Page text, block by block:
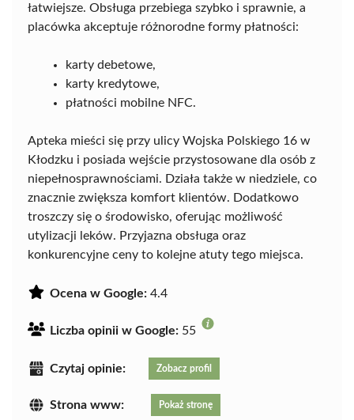
łatwiejsze. Obsługa przebiega szybko i sprawnie, a
placówka akceptuje różnorodne formy płatności:
karty debetowe,
karty kredytowe,
płatności mobilne NFC.
Apteka mieści się przy ulicy Wojska Polskiego 16 w
Kłodzku i posiada wejście przystosowane dla osób z
niepełnosprawnościami. Działa także w niedziele, co
znacznie zwiększa komfort klientów. Dodatkowo
troszczy się o środowisko, oferując możliwość
utylizacji leków. Przyjazna obsługa oraz
konkurencyjne ceny to kolejne atuty tego miejsca.
Ocena w Google: 4.4
Liczba opinii w Google: 55
Czytaj opinie: Zobacz profil
Strona www: Pokaż stronę